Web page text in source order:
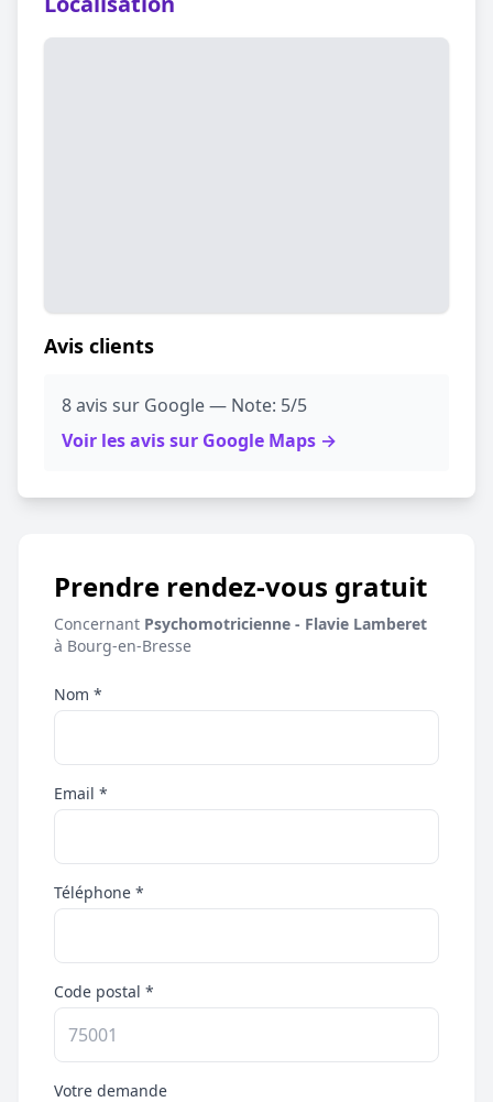
Avis clients
8 avis sur Google — Note: 5/5
Voir les avis sur Google Maps →
Prendre rendez-vous gratuit
Concernant Psychomotricienne - Flavie Lamberet
à Bourg-en-Bresse
Nom *
Email *
Téléphone *
Code postal *
Votre demande